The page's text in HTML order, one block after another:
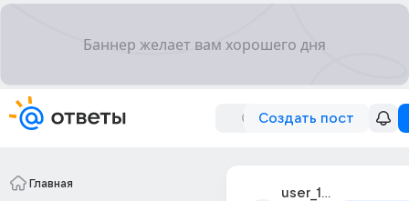
Создать пост
Главная
user_195014616